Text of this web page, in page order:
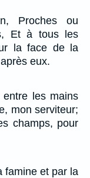
Proches ou
Et à tous les
la face de la
eux.
les mains
mon serviteur;
champs, pour
famine et par la